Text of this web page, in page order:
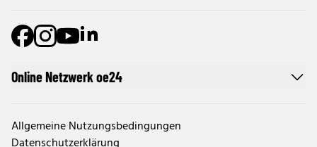
Online Netzwerk oe24
Allgemeine Nutzungsbedingungen
Datenschutzerklärung